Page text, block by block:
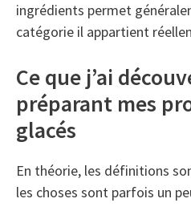
ingrédients permet
catégorie il appartient
Ce que j’ai
préparant mes
glacés
En théorie, les définitions
les choses sont parfois un